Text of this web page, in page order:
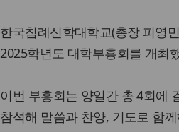
한국침례신학대학교(총장 피영
2025학년도 대학부흥회를 개최
이번 부흥회는 양일간 총 4회에
참석해 말씀과 찬양, 기도로 함